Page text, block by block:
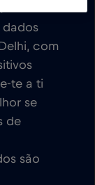
dados
com
te a ti
se
de
são